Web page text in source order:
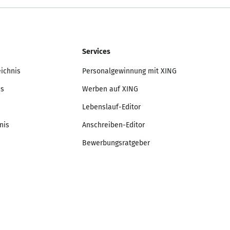
Services
Personalgewinnung mit XING
Werben auf XING
Lebenslauf-Editor
Anschreiben-Editor
Bewerbungsratgeber